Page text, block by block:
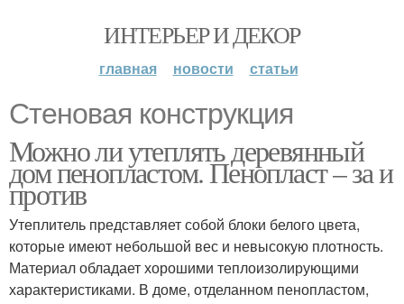
ИНТЕРЬЕР И ДЕКОР
главная новости статьи
Стеновая конструкция
Можно ли утеплять деревянный
дом пенопластом. Пенопласт – за и
против
Утеплитель представляет собой блоки белого цвета,
которые имеют небольшой вес и невысокую плотность.
Материал обладает хорошими теплоизолирующими
характеристиками. В доме, отделанном пенопластом,